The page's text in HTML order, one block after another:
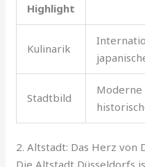
Highlight
Kulinarik
Stadtbild
2. Altstadt: Das Herz von